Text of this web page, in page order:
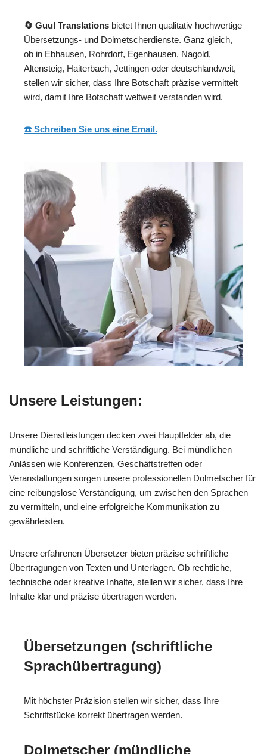
🔄 Guul Translations bietet Ihnen qualitativ hochwertige
Übersetzungs- und Dolmetscherdienste. Ganz gleich,
ob in Ebhausen, Rohrdorf, Egenhausen, Nagold,
Altensteig, Haiterbach, Jettingen oder deutschlandweit,
stellen wir sicher, dass Ihre Botschaft präzise vermittelt
wird, damit Ihre Botschaft weltweit verstanden wird.
☎️ Schreiben Sie uns eine Email.
Unsere Leistungen:
Unsere Dienstleistungen decken zwei Hauptfelder ab, die
mündliche und schriftliche Verständigung. Bei mündlichen
Anlässen wie Konferenzen, Geschäftstreffen oder
Veranstaltungen sorgen unsere professionellen Dolmetscher für
eine reibungslose Verständigung, um zwischen den Sprachen
zu vermitteln, und eine erfolgreiche Kommunikation zu
gewährleisten.
Unsere erfahrenen Übersetzer bieten präzise schriftliche
Übertragungen von Texten und Unterlagen. Ob rechtliche,
technische oder kreative Inhalte, stellen wir sicher, dass Ihre
Inhalte klar und präzise übertragen werden.
Übersetzungen (schriftliche
Sprachübertragung)
Mit höchster Präzision stellen wir sicher, dass Ihre
Schriftstücke korrekt übertragen werden.
Dolmetscher (mündliche